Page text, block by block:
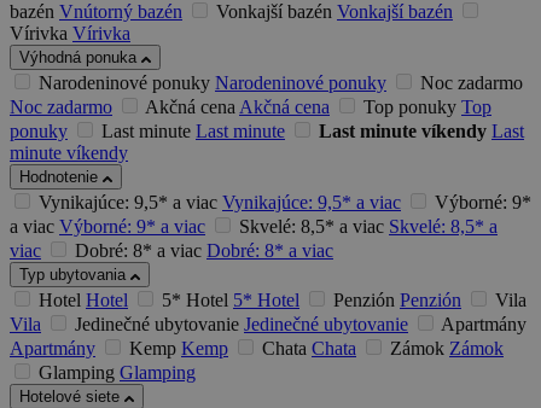
bazén Vnútorný bazén Vonkajší bazén Vonkajší bazén
Vírivka Vírivka
Výhodná ponuka
Narodeninové ponuky Narodeninové ponuky
Noc zadarmo
Noc zadarmo
Akčná cenaAkčná cena Top ponuky Top
ponuky
Last minute Last minute Last minute víkendy Last
minute víkendy
Hodnotenie
Vynikajúce: 9,5* a viac Vynikajúce: 9,5* a viac
Výborné: 9*
a viac Výborné: 9* a viac Skvelé: 8,5* a viac Skvelé: 8,5* a
viac
Dobré: 8* a viac Dobré: 8* a viac
Typ ubytovania
Hotel Hotel 5* Hotel 5* Hotel Penzión Penzión
Vila
Vila
Jedinečné ubytovanie Jedinečné ubytovanie
Apartmány
Apartmány
Kemp Kemp Chata Chata Zámok Zámok
Glamping Glamping
Hotelové siete